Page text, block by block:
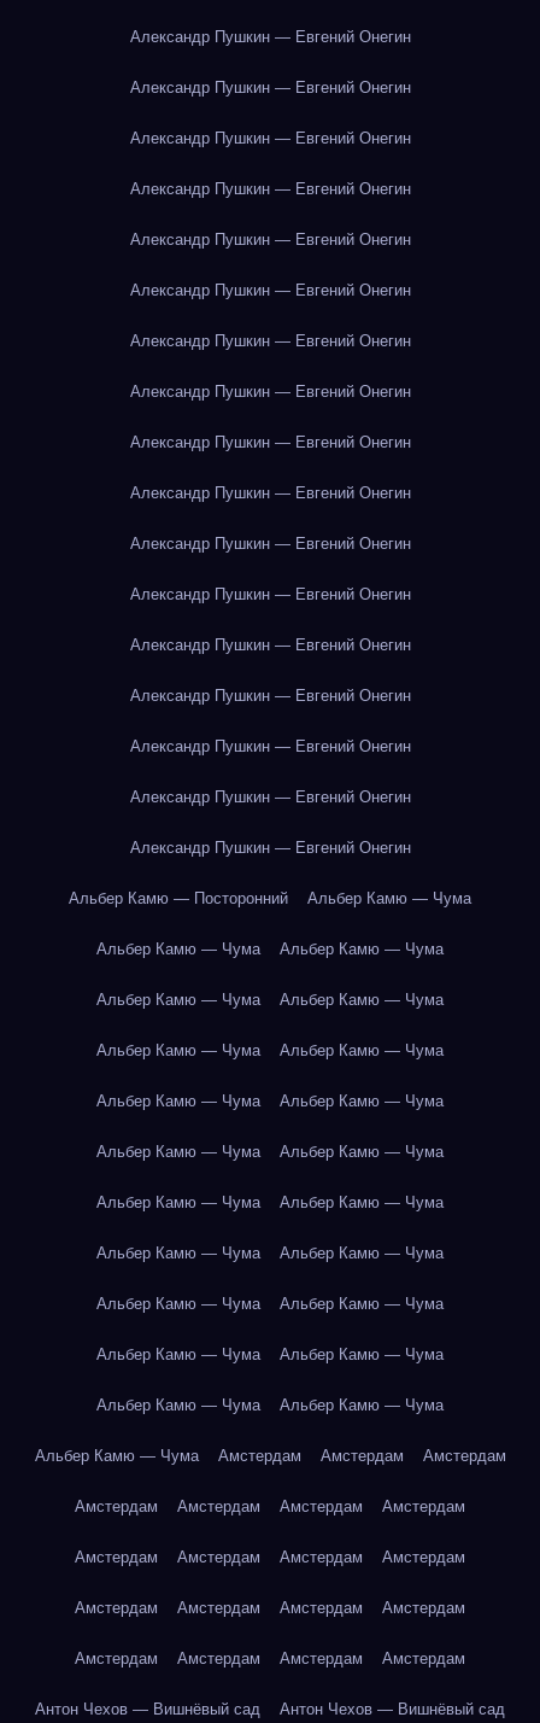
Александр Пушкин — Евгений Онегин
Александр Пушкин — Евгений Онегин
Александр Пушкин — Евгений Онегин
Александр Пушкин — Евгений Онегин
Александр Пушкин — Евгений Онегин
Александр Пушкин — Евгений Онегин
Александр Пушкин — Евгений Онегин
Александр Пушкин — Евгений Онегин
Александр Пушкин — Евгений Онегин
Александр Пушкин — Евгений Онегин
Александр Пушкин — Евгений Онегин
Александр Пушкин — Евгений Онегин
Александр Пушкин — Евгений Онегин
Александр Пушкин — Евгений Онегин
Александр Пушкин — Евгений Онегин
Александр Пушкин — Евгений Онегин
Александр Пушкин — Евгений Онегин
Альбер Камю — Посторонний Альбер Камю — Чума
Альбер Камю — Чума Альбер Камю — Чума
Альбер Камю — Чума Альбер Камю — Чума
Альбер Камю — Чума Альбер Камю — Чума
Альбер Камю — Чума Альбер Камю — Чума
Альбер Камю — Чума Альбер Камю — Чума
Альбер Камю — Чума Альбер Камю — Чума
Альбер Камю — Чума Альбер Камю — Чума
Альбер Камю — Чума Альбер Камю — Чума
Альбер Камю — Чума Альбер Камю — Чума
Альбер Камю — Чума Альбер Камю — Чума
Альбер Камю — Чума Амстердам Амстердам Амстердам
Амстердам Амстердам Амстердам Амстердам
Амстердам Амстердам Амстердам Амстердам
Амстердам Амстердам Амстердам Амстердам
Амстердам Амстердам Амстердам Амстердам
Антон Чехов — Вишнёвый сад Антон Чехов — Вишнёвый сад